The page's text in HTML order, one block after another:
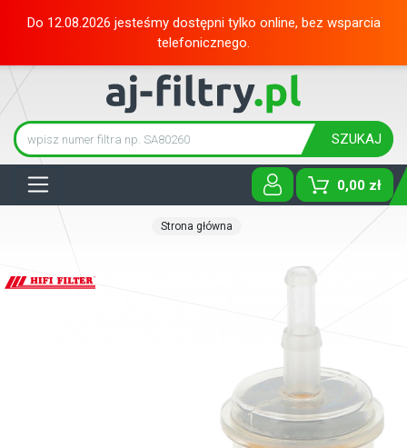
Do 12.08.2026 jesteśmy dostępni tylko online, bez wsparcia
telefonicznego.
SZUKAJ
0,00 zł
Strona główna